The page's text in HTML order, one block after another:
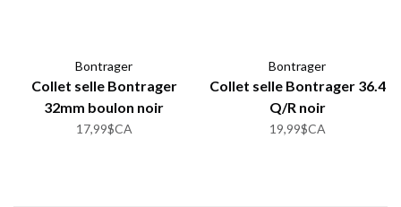
Bontrager
Collet selle Bontrager
32mm boulon noir
17,99$CA
Bontrager
Collet selle Bontrager 36.4
Q/R noir
19,99$CA